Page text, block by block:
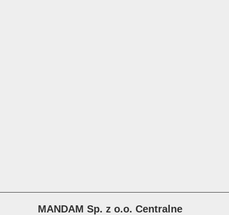
MANDAM Sp. z o.o. Centralne